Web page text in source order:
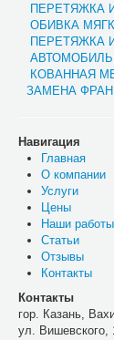
ПЕРЕТЯЖКА
ОБИВКА
ПЕРЕТЯЖКА
КОВАННАЯ
ЗАМЕНА
Навигация
Главная
О компании
Услуги
Цены
Наши работы
Статьи
Отзывы
Контакты
Контакты
гор. Казань,
ул. Вишевского,